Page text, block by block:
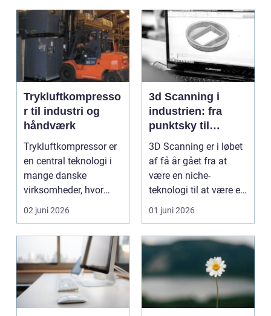
Trykluftkompresso
r til industri og
håndværk
Trykluftkompressor er
en central teknologi i
mange danske
virksomheder, hvor
stabil forsyning af try...
02 juni 2026
3d Scanning i
industrien: fra
punktsky til
præcist
projektgrundlag
3D Scanning er i løbet
af få år gået fra at
være en niche-
teknologi til at være et
helt almindeligt ...
01 juni 2026